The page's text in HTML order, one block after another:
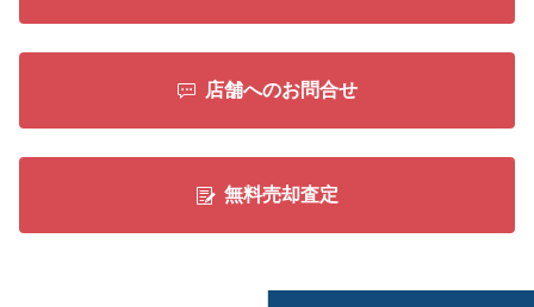
店舗へのお問合せ
無料売却査定